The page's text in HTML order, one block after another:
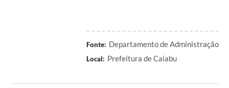
Fonte: Departamento de Administração
Local: Prefeitura de Caiabu